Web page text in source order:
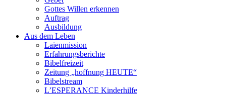
Gottes Willen erkennen
Auftrag
Ausbildung
Aus dem Leben
Laienmission
Erfahrungsberichte
Bibelfreizeit
Zeitung „hoffnung HEUTE“
Bibelstream
L’ESPERANCE Kinderhilfe